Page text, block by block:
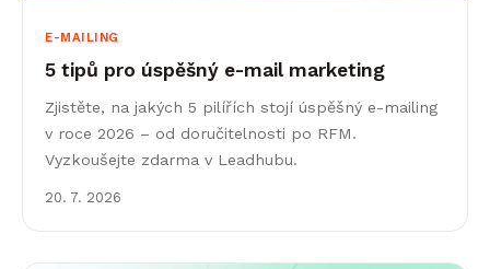
E-MAILING
5 tipů pro úspěšný e-mail marketing
Zjistěte, na jakých 5 pilířích stojí úspěšný e-mailing
v roce 2026 – od doručitelnosti po RFM.
Vyzkoušejte zdarma v Leadhubu.
20. 7. 2026